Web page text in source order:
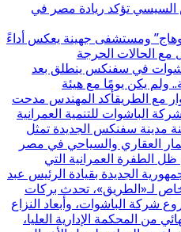
السيسي تؤكد ريادة مصر في
ومستشفى جهينة يعكس أداءً
مع الحالات الحرجة
في سفنكس ينطلق بعد
ولم يكن يومًا مع هيئة
مع الطريقأكد المهندس مدحت
الباشوات للتنمية العمرانية
مدينة سفنكس الجديدة تمثل
العقاري والسياحي في مصر
الطفرة العمرانية التي
الجديدة بقيادة الرئيس عبد
لـ«الطريق»، تحدث بركات
شركة الباشوات، وأبعاد النزاع
من المحكمة الإدارية العليا،